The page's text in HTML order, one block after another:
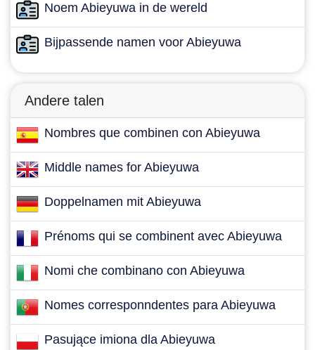
Noem Abieyuwa in de wereld
Bijpassende namen voor Abieyuwa
Andere talen
Nombres que combinen con Abieyuwa
Middle names for Abieyuwa
Doppelnamen mit Abieyuwa
Prénoms qui se combinent avec Abieyuwa
Nomi che combinano con Abieyuwa
Nomes corresponndentes para Abieyuwa
Pasujące imiona dla Abieyuwa